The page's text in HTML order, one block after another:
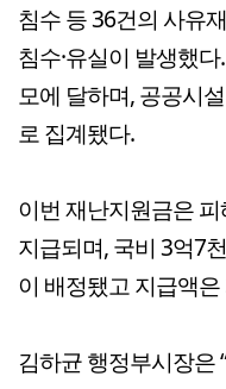
침수 등 36건의 사유
침수·유실이 발생했
모에 달하며, 공공시
로 집계됐다.
이번 재난지원금은
지급되며, 국비 3억7
이 배정됐고 지급액
김하균 행정부시장은